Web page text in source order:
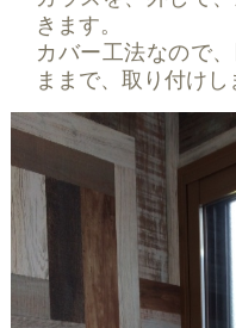
きます。
カバー工法なので
ままで、取り付けし